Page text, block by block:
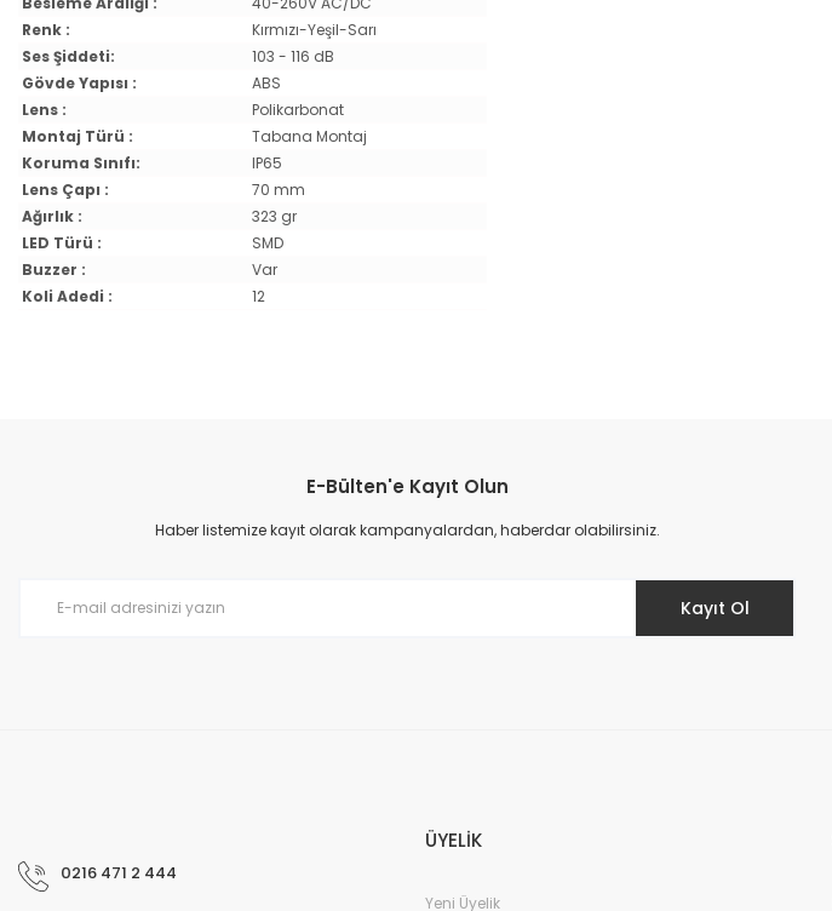
Renk :
Kırmızı-Yeşil-Sarı
Ses Şiddeti:
103 - 116 dB
Gövde Yapısı :
ABS
Lens :
Polikarbonat
Montaj Türü :
Tabana Montaj
Koruma Sınıfı:
IP65
Lens Çapı :
70 mm
Ağırlık :
323 gr
LED Türü :
SMD
Buzzer :
Var
Koli Adedi :
12
Ürün resmi kalitesiz, bozuk veya görüntülenemiyor.
Ürün açıklamasında eksik bilgiler bulunuyor.
E-Bülten'e Kayıt Olun
Haber listemize kayıt olarak kampanyalardan, haberdar olabilirsiniz.
Kayıt Ol
0216 471 2 444
ÜYELİK
Yeni Üyelik